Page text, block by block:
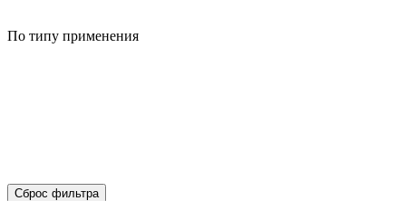
По типу применения
Сброс фильтра